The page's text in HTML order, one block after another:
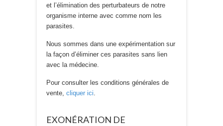
et l’élimination des perturbateurs de notre
organisme interne avec comme nom les
parasites.
Nous sommes dans une expérimentation sur
la façon d’éliminer ces parasites sans lien
avec la médecine.
Pour consulter les conditions générales de
vente, cliquer ici
EXONÉRATION DE